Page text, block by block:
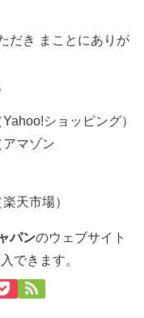
だき まことにありが
ショッピング）
マゾン
天市場）
パンのウェブサイト
できます。